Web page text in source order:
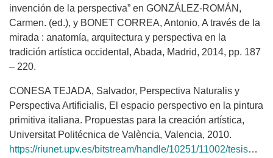
invención de la perspectiva” en GONZÁLEZ-ROMÁN,
Carmen. (ed.), y BONET CORREA, Antonio, A través de la
mirada : anatomía, arquitectura y perspectiva en la
tradición artística occidental, Abada, Madrid, 2014, pp. 187
– 220.
CONESA TEJADA, Salvador, Perspectiva Naturalis y
Perspectiva Artificialis, El espacio perspectivo en la pintura
primitiva italiana. Propuestas para la creación artística,
Universitat Politécnica de València, Valencia, 2010.
https://riunet.upv.es/bitstream/handle/10251/11002/